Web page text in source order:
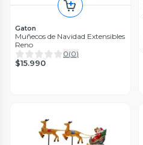
Gaton
Muñecos de Navidad Extensibles
Reno
0(0)
$15.990